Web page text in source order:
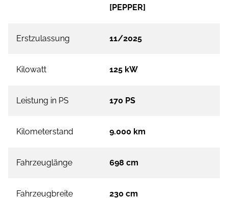
[PEPPER]
Erstzulassung 11/2025
Kilowatt 125 kW
Leistung in PS 170 PS
Kilometerstand 9.000 km
Fahrzeuglänge 698 cm
Fahrzeugbreite 230 cm